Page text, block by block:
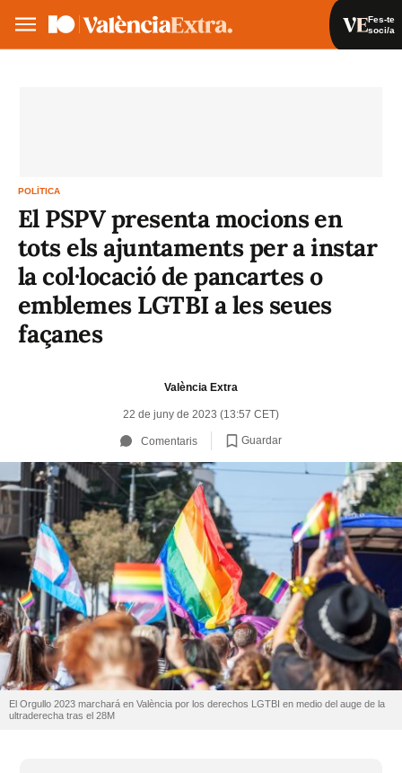
Fes-te
soci/a
POLÍTICA
El PSPV presenta mocions en
tots els ajuntaments per a instar
la col·locació de pancartes o
emblemes LGTBI a les seues
façanes
València Extra
22 de juny de 2023 (13:57 CET)
Comentaris Guardar
El Orgullo 2023 marchará en València por los derechos LGTBI en medio del auge de la
ultraderecha tras el 28M